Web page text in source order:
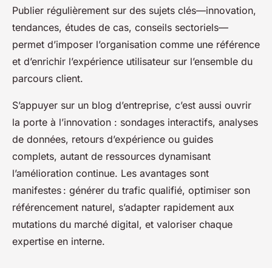
Publier régulièrement sur des sujets clés—innovation,
tendances, études de cas, conseils sectoriels—
permet d’imposer l’organisation comme une référence
et d’enrichir l’expérience utilisateur sur l’ensemble du
parcours client.
S’appuyer sur un blog d’entreprise, c’est aussi ouvrir
la porte à l’innovation : sondages interactifs, analyses
de données, retours d’expérience ou guides
complets, autant de ressources dynamisant
l’amélioration continue. Les avantages sont
manifestes : générer du trafic qualifié, optimiser son
référencement naturel, s’adapter rapidement aux
mutations du marché digital, et valoriser chaque
expertise en interne.